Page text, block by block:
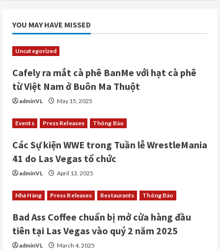
YOU MAY HAVE MISSED
Uncategorized
Cafely ra mắt cà phê BanMe với hạt cà phê
từ Việt Nam ở Buôn Ma Thuột
adminVL May 15, 2025
Events Press Releases Thông Báo
Các Sự kiện WWE trong Tuần lễ WrestleMania
41 do Las Vegas tổ chức
adminVL April 13, 2025
Nhà Hàng Press Releases Restaurants Thông Báo
Bad Ass Coffee chuẩn bị mở cửa hàng đầu
tiên tại Las Vegas vào quý 2 năm 2025
adminVL March 4, 2025